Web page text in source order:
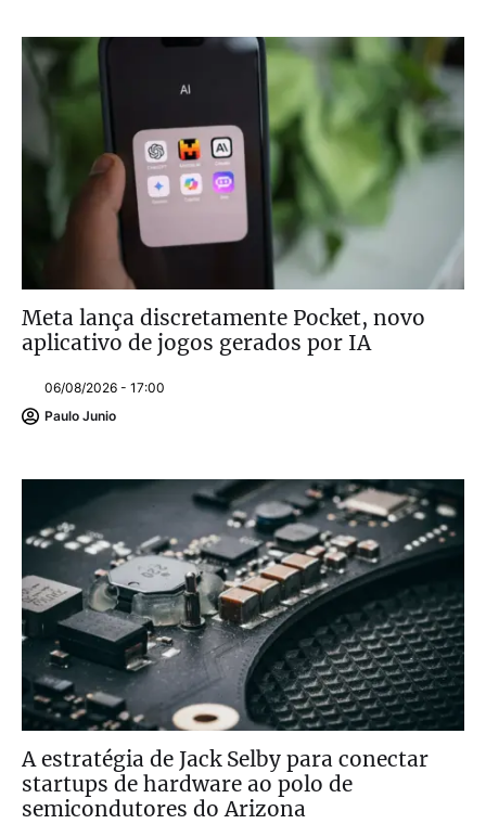
Meta lança discretamente Pocket, novo
aplicativo de jogos gerados por IA
06/08/2026 - 17:00
Paulo Junio
A estratégia de Jack Selby para conectar
startups de hardware ao polo de
semicondutores do Arizona